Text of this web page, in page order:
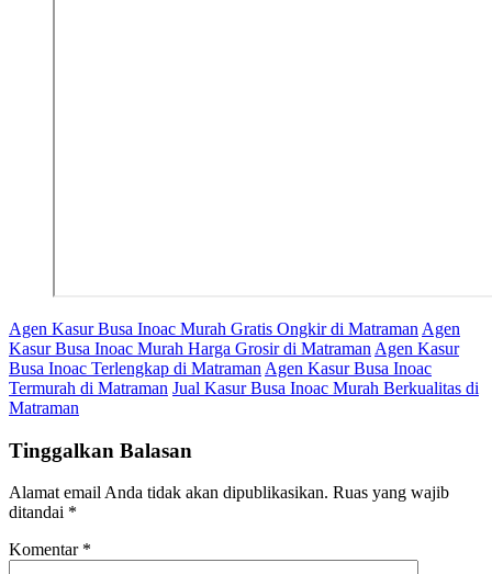
Agen Kasur Busa Inoac Murah Gratis Ongkir di Matraman Agen
Kasur Busa Inoac Murah Harga Grosir di Matraman Agen Kasur
Busa Inoac Terlengkap di Matraman Agen Kasur Busa Inoac
Termurah di Matraman Jual Kasur Busa Inoac Murah Berkualitas di
Matraman
Tinggalkan Balasan
Alamat email Anda tidak akan dipublikasikan. Ruas yang wajib
ditandai *
Komentar *